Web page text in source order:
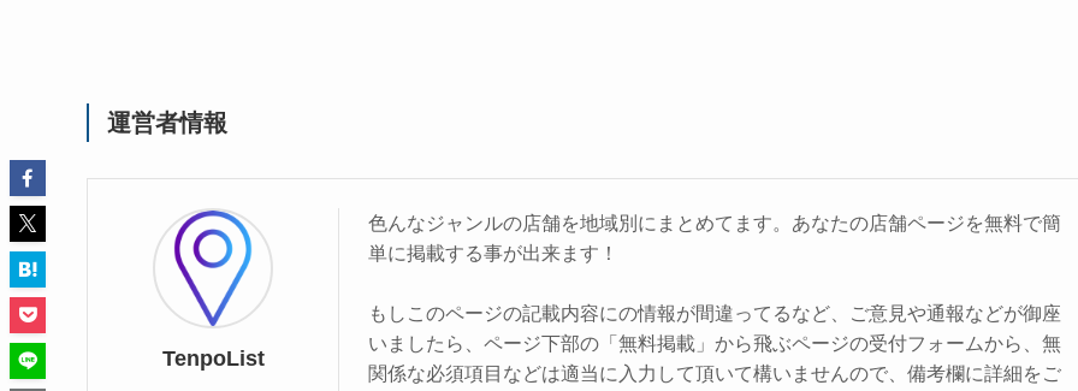
運営者情報
TenpoList
色んなジャンルの店舗を地域別にまとめてます。あなたの店舗ページを無料で簡
単に掲載する事が出来ます！
もしこのページの記載内容にの情報が間違ってるなど、ご意見や通報などが御座
いましたら、ページ下部の「無料掲載」から飛ぶページの受付フォームから、無
関係な必須項目などは適当に入力して頂いて構いませんので、備考欄に詳細をご